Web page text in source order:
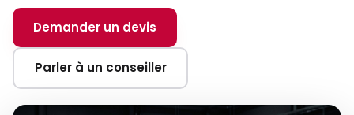
Demander un devis
Parler à un conseiller